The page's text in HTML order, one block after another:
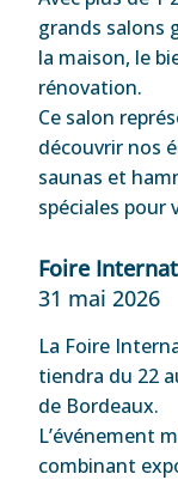
grands salons
la maison, le
rénovation.
Ce salon
découvrir nos
saunas et
spéciales pour
Foire
31 mai 2026
La Foire
tiendra du 22
de Bordeaux.
L’événement
combinant